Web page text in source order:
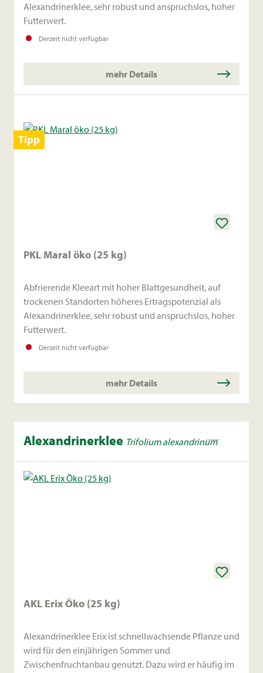
Alexandrinerklee, sehr robust und anspruchslos, hoher
Futterwert.
Derzeit nicht verfügbar
mehr Details
Tipp
PKL Maral öko (25 kg)
Abfrierende Kleeart mit hoher Blattgesundheit, auf
trockenen Standorten höheres Ertragspotenzial als
Alexandrinerklee, sehr robust und anspruchslos, hoher
Futterwert.
Derzeit nicht verfügbar
mehr Details
Alexandrinerklee Trifolium alexandrinum
AKL Erix Öko (25 kg)
Alexandrinerklee Erix ist schnellwachsende Pflanze und
wird für den einjährigen Sommer und
Zwischenfruchtanbau genutzt. Dazu wird er häufig im